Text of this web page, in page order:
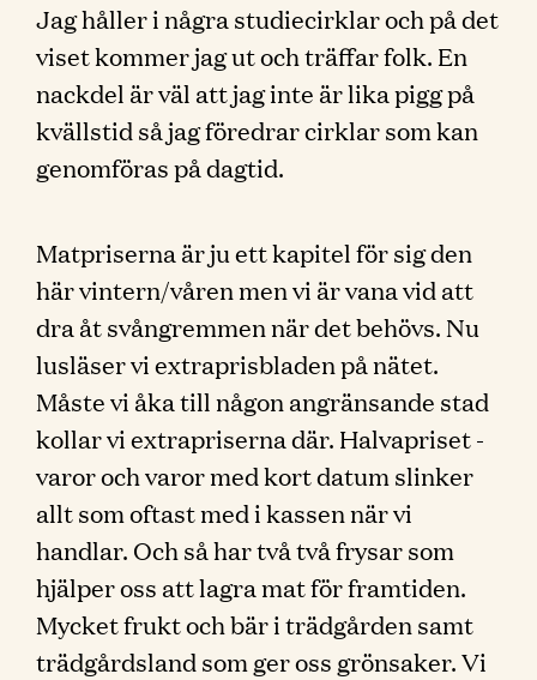
Jag håller i några studiecirklar och på det
viset kommer jag ut och träffar folk. En
nackdel är väl att jag inte är lika pigg på
kvällstid så jag föredrar cirklar som kan
genomföras på dagtid.
Matpriserna är ju ett kapitel för sig den
här vintern/våren men vi är vana vid att
dra åt svångremmen när det behövs. Nu
lusläser vi extraprisbladen på nätet.
Måste vi åka till någon angränsande stad
kollar vi extrapriserna där. Halvapriset -
varor och varor med kort datum slinker
allt som oftast med i kassen när vi
handlar. Och så har två två frysar som
hjälper oss att lagra mat för framtiden.
Mycket frukt och bär i trädgården samt
trädgårdsland som ger oss grönsaker. Vi